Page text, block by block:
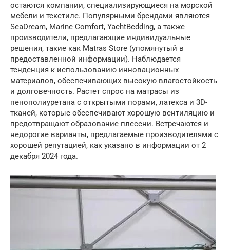
остаются компании, специализирующиеся на морской
мебели и текстиле. Популярными брендами являются
SeaDream, Marine Comfort, YachtBedding, а также
производители, предлагающие индивидуальные
решения, такие как Matras Store (упомянутый в
предоставленной информации). Наблюдается
тенденция к использованию инновационных
материалов, обеспечивающих высокую влагостойкость
и долговечность. Растет спрос на матрасы из
пенополиуретана с открытыми порами, латекса и 3D-
тканей, которые обеспечивают хорошую вентиляцию и
предотвращают образование плесени. Встречаются и
недорогие варианты, предлагаемые производителями с
хорошей репутацией, как указано в информации от 2
декабря 2024 года.